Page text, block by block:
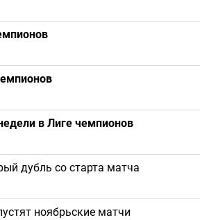
в Лиге чемпионов
дубль со старта матча
ноябрьские матчи